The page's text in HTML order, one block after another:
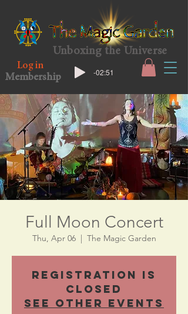
Unboxing the Universe
Log in
Membership
-02:51
Full Moon Concert
Thu, Apr 06
  |
The Magic Garden
Registration is
Closed
See other events